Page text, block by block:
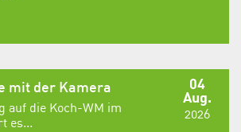
04
Aug.
2026
mit der Kamera
auf die Koch-WM im
es...